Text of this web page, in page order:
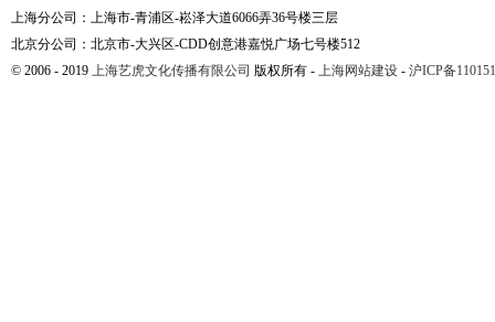
上海分公司：上海市-青浦区-崧泽大道6066弄36号楼三层
北京分公司：北京市-大兴区-CDD创意港嘉悦广场七号楼512
© 2006 - 2019 上海艺虎文化传播有限公司 版权所有 - 上海网站建设 - 沪ICP备